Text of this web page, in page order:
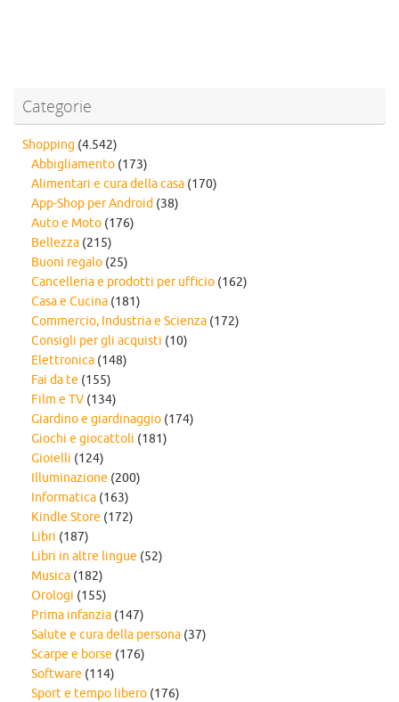
Categorie
Shopping (4.542)
Abbigliamento (173)
Alimentari e cura della casa (170)
App-Shop per Android (38)
Auto e Moto (176)
Bellezza (215)
Buoni regalo (25)
Cancelleria e prodotti per ufficio (162)
Casa e Cucina (181)
Commercio, Industria e Scienza (172)
Consigli per gli acquisti (10)
Elettronica (148)
Fai da te (155)
Film e TV (134)
Giardino e giardinaggio (174)
Giochi e giocattoli (181)
Gioielli (124)
Illuminazione (200)
Informatica (163)
Kindle Store (172)
Libri (187)
Libri in altre lingue (52)
Musica (182)
Orologi (155)
Prima infanzia (147)
Salute e cura della persona (37)
Scarpe e borse (176)
Software (114)
Sport e tempo libero (176)